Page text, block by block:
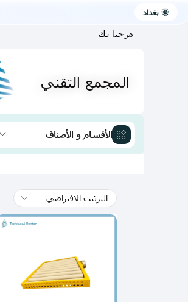
🌞 بغداد
مرحبا بك
المجمع التقني
الأقسام و الأصناف